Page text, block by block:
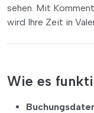
sehen. Mit
wird Ihre Zeit in
Wie es